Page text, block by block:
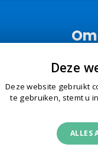
Ik
Ik
Ik
Deze
Deze website gebruikt
te gebruiken, stemt u
ALLES